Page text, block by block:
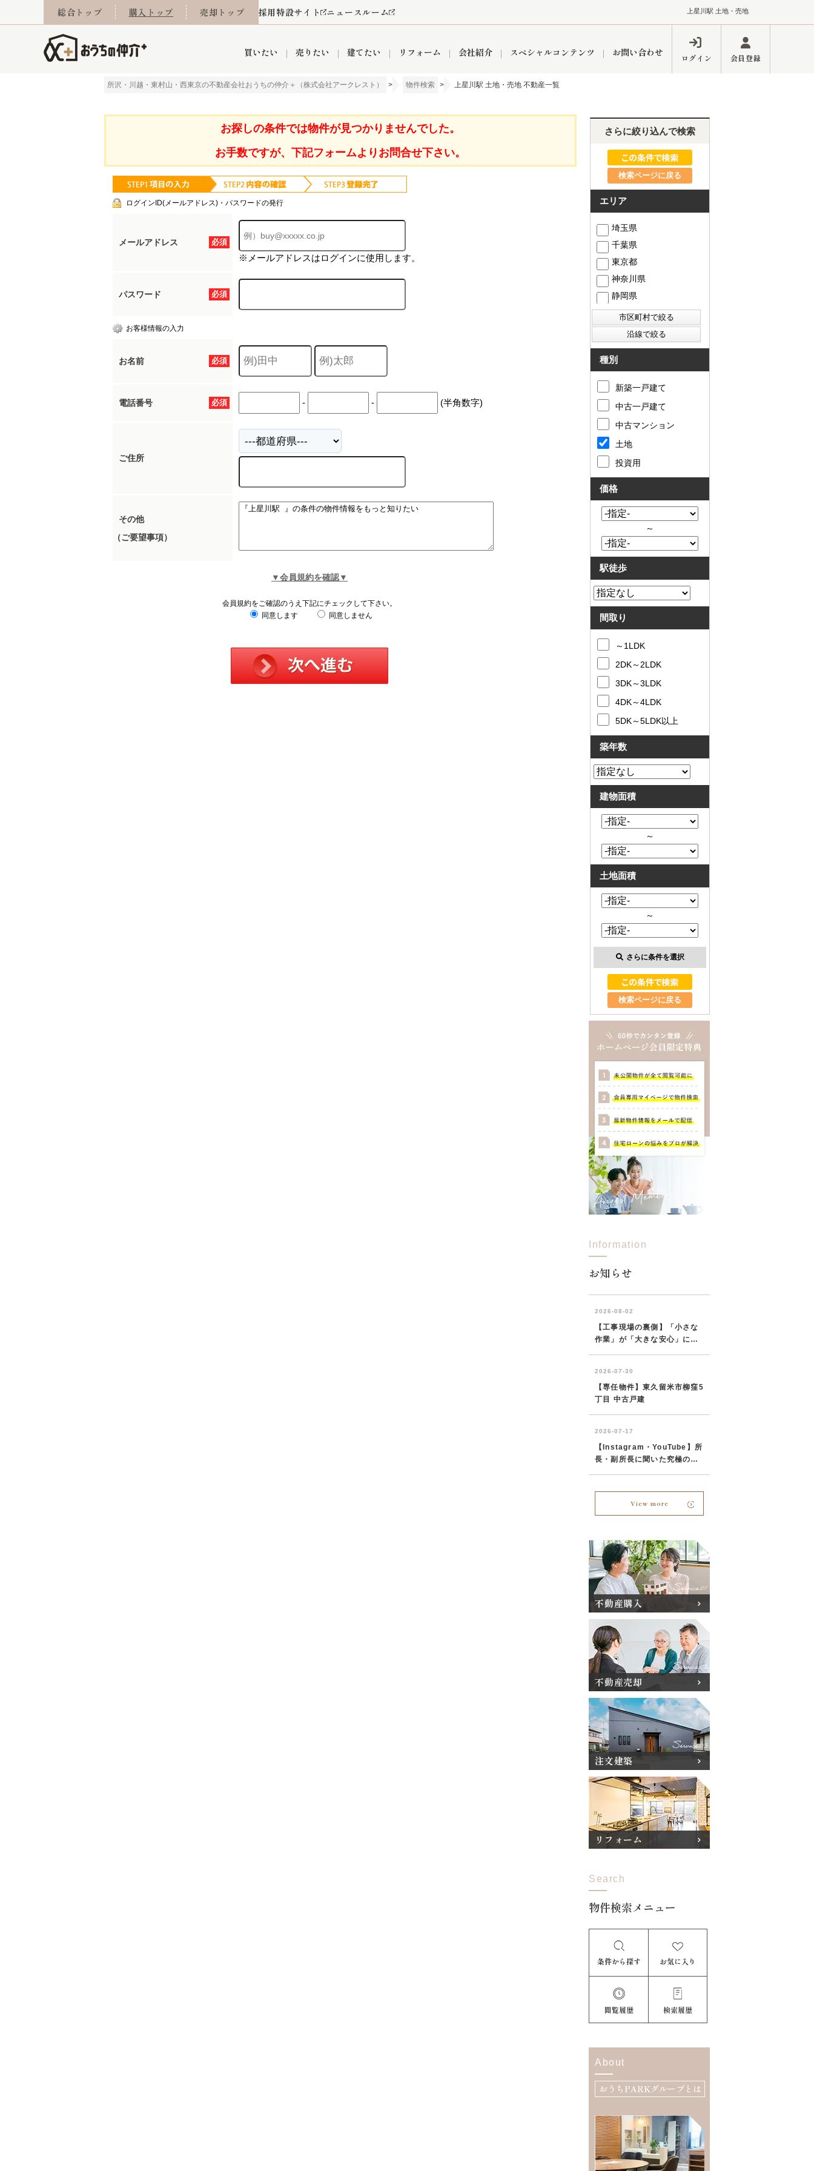
上星川駅 土地・売地
総合トップ 購入トップ 売却トップ 採用特設サイト ニュースルーム
買いたい
学区から探す 町名から探す お気に入り 閲覧履歴
当社お預かり物件 グループ会社施工物件 リノベーション済み物件
当社提携金融機関 8代疾病保証付き住宅ローン
東村山市 東大和市
売りたい
売却査定実績 売却成功実績 よくある質問 売却コラム
住み替え 離婚 不動産買取 空き家 リースバック
東村山市 入間市 狭山市 富士見市 練馬区
建てたい リフォーム
リフォーム事例 【埼玉】補助金・助成金 【東京】補助金・助成金
会社紹介
採用情報 お客様の声 創業の想い インフォメーション ブログ
小手指営業所 所沢営業所 東所沢営業所 入間営業所 ひばりケ丘営業所 東久留米営業所
おうちのリフォーム おうちパークグループの強み
スペシャルコンテンツ
マンションカタログ おうちパークくらぶ レンタルスペース
お問い合わせ
オンライン相談予約 売却査定依頼 なんでもご相談 プライバシーポリシー
ログイン 会員登録
所沢・川越・東村山・西東京の不動産会社おうちの仲介＋（株式会社アークレスト） > 物件検索 > 上星川駅 土地・売地 不動産一覧
お探しの条件では物件が見つかりませんでした。
お手数ですが、下記フォームよりお問合せ下さい。
ログインID(メールアドレス)・パスワードの発行
必須
メールアドレス
※メールアドレスはログインに使用します。
必須
パスワード
お客様情報の入力
必須
お名前
必須
電話番号 - - (半角数字)
ご住所
その他
（ご要望事項）
▼会員規約を確認▼
会員規約をご確認のうえ下記にチェックして下さい。
同意します
同意しません
さらに絞り込んで検索
検索ページに戻る
エリア
埼玉県
千葉県
東京都
神奈川県
静岡県
種別
新築一戸建て
中古一戸建て
中古マンション
土地
投資用
価格
～
駅徒歩
間取り
～1LDK
2DK～2LDK
3DK～3LDK
4DK～4LDK
5DK～5LDK以上
築年数
建物面積
～
土地面積
～
さらに条件を選択
検索ページに戻る
Information
お知らせ
View more
不動産購入
不動産売却
注文建築
リフォーム
Search
物件検索メニュー
条件から探す お気に入り
閲覧履歴 検索履歴
About
おうちPARKグループとは